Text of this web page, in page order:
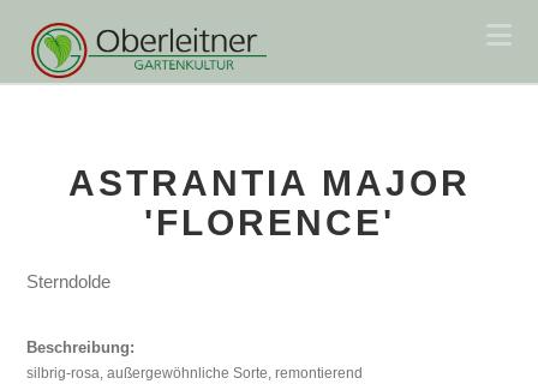
ASTRANTIA MAJOR
'FLORENCE'
Sterndolde
Beschreibung:
silbrig-rosa, außergewöhnliche Sorte, remontierend